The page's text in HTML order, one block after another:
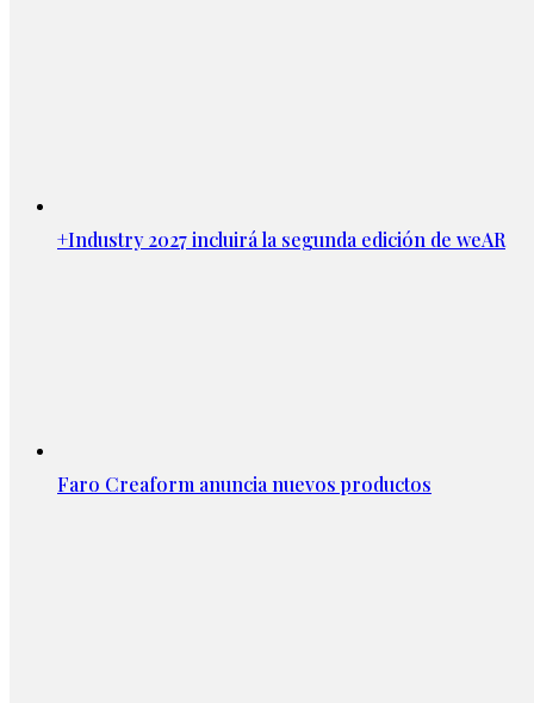
+Industry 2027 incluirá la segunda edición de weAR
Faro Creaform anuncia nuevos productos